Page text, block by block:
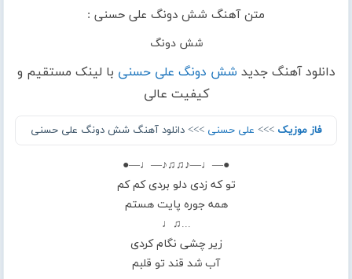
متن آهنگ شش دونگ علی حسنی :
شش دونگ
دانلود آهنگ جدید شش دونگ علی حسنی با لینک مستقیم و
کیفیت عالی
فاز موزیک >>> علی حسنی >>> دانلود آهنگ شش دونگ علی حسنی
●—♩—♪♫♫♪—♩—●
تو که زدی دلو بردی کم کم
همه جوره پایت هستم
...♫♩
زیر چشی نگام کردی
آب شد قند تو قلبم